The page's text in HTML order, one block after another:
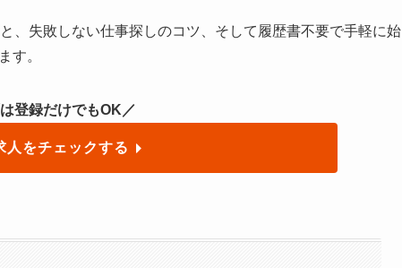
、失敗しない仕事探しのコツ、そして履歴書不要で手軽に始
す。
登録だけでもOK／
人をチェックする